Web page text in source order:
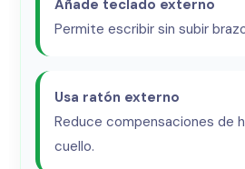
Añade teclado externo
Permite escribir sin subir
Usa ratón externo
Reduce compensaciones de
cuello.